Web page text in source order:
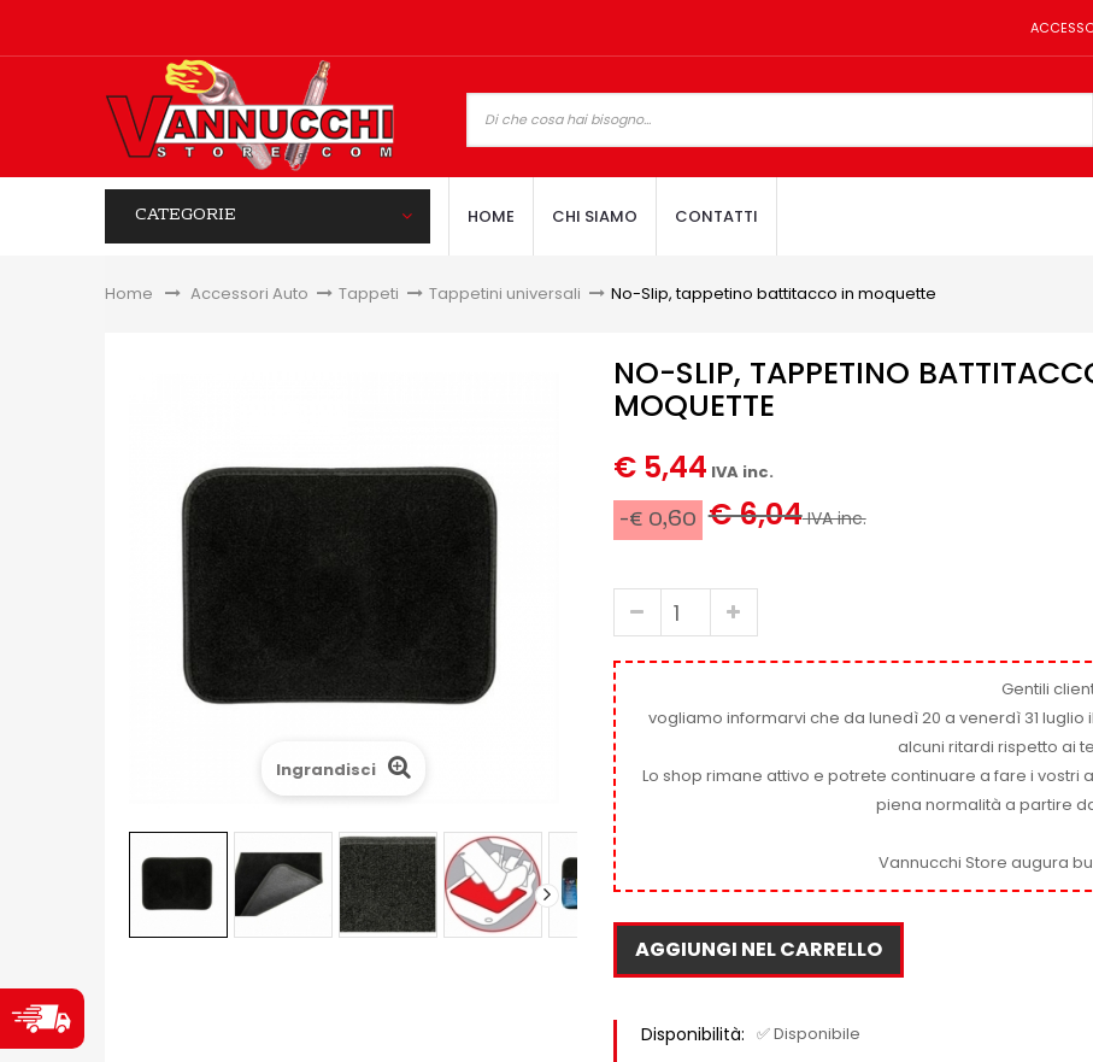
CATEGORIE HOME CHI SIAMO CONTATTI
Home &gt;Accessori Auto > Tappeti > Tappetini universali > No-Slip, tappetino battitacco in moquette
Ingrandisci
NO-SLIP, TAPPETINO
MOQUETTE
€ 5,44 IVA inc.
-€ 0,60 € 6,04IVA inc.
Gentili
vogliamo informarvi che da lunedì 20 a venerdì 31
alcuni ritardi rispetto ai
Lo shop rimane attivo e potrete continuare a fare i vostri
piena normalità a partire
Vannucchi Store augura
AGGIUNGI NEL CARRELLO
Disponibilità: ✅ Disponibile